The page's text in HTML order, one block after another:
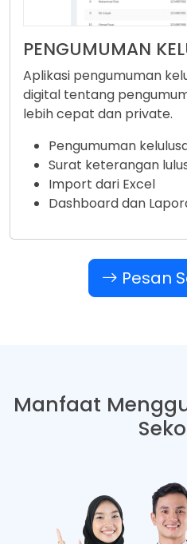
PENGUMUMAN
Aplikasi pengumuman
digital tentang
lebih cepat dan private.
Pengumuman
Surat keterangan
Import dari Excel
Dashboard dan
Pesan
Manfaat